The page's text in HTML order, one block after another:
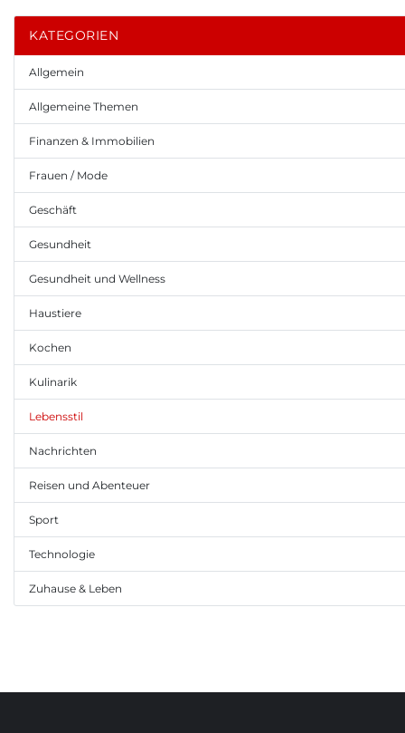
KATEGORIEN
Allgemein
Allgemeine Themen
Finanzen & Immobilien
Frauen / Mode
Geschäft
Gesundheit
Gesundheit und Wellness
Haustiere
Kochen
Kulinarik
Lebensstil
Nachrichten
Reisen und Abenteuer
Sport
Technologie
Zuhause & Leben